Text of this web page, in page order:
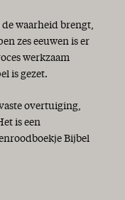
waarheid brengt,
zes eeuwen is er
werkzaam
is gezet.
overtuiging,
is een
Bijbel